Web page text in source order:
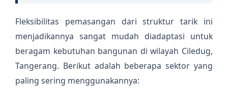
Fleksibilitas pemasangan dari struktur tarik ini
menjadikannya sangat mudah diadaptasi untuk
beragam kebutuhan bangunan di wilayah Ciledug,
Tangerang. Berikut adalah beberapa sektor yang
paling sering menggunakannya: